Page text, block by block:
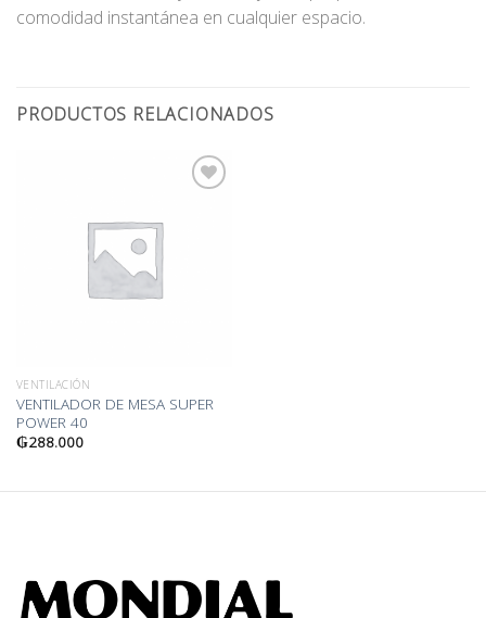
comodidad instantánea en cualquier espacio.
PRODUCTOS RELACIONADOS
VENTILACIÓN
VENTILADOR DE MESA SUPER
POWER 40
₲288.000